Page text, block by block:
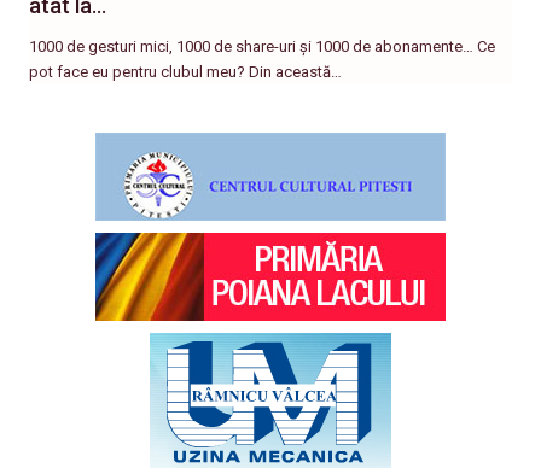
atât la…
1000 de gesturi mici, 1000 de share-uri și 1000 de abonamente… Ce
pot face eu pentru clubul meu? Din această…